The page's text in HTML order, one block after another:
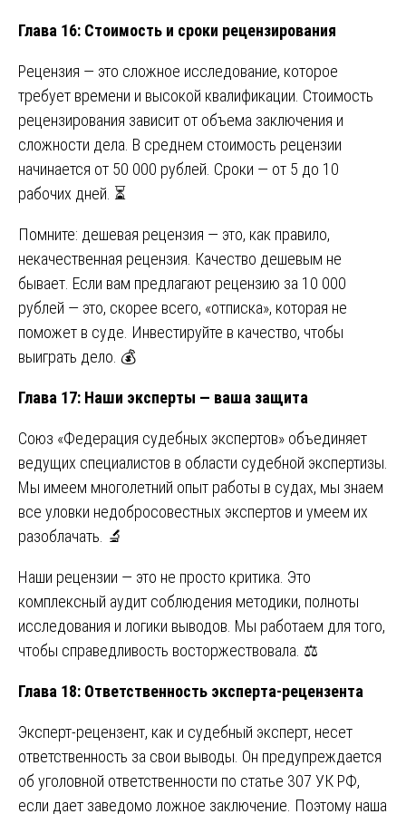
Глава 16: Стоимость и сроки рецензирования
Рецензия — это сложное исследование, которое
требует времени и высокой квалификации. Стоимость
рецензирования зависит от объема заключения и
сложности дела. В среднем стоимость рецензии
начинается от 50 000 рублей. Сроки — от 5 до 10
рабочих дней. ⏳
Помните: дешевая рецензия — это, как правило,
некачественная рецензия. Качество дешевым не
бывает. Если вам предлагают рецензию за 10 000
рублей — это, скорее всего, «отписка», которая не
поможет в суде. Инвестируйте в качество, чтобы
выиграть дело. 💰
Глава 17: Наши эксперты — ваша защита
Союз «Федерация судебных экспертов» объединяет
ведущих специалистов в области судебной экспертизы.
Мы имеем многолетний опыт работы в судах, мы знаем
все уловки недобросовестных экспертов и умеем их
разоблачать. 🔬
Наши рецензии — это не просто критика. Это
комплексный аудит соблюдения методики, полноты
исследования и логики выводов. Мы работаем для того,
чтобы справедливость восторжествовала. ⚖️
Глава 18: Ответственность эксперта-рецензента
Эксперт-рецензент, как и судебный эксперт, несет
ответственность за свои выводы. Он предупреждается
об уголовной ответственности по статье 307 УК РФ,
если дает заведомо ложное заключение. Поэтому наша